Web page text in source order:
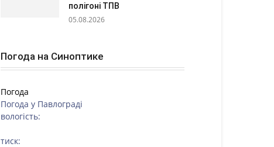
полігоні ТПВ
05.08.2026
Погода на Синоптике
Погода
Погода у Павлограді
вологість:
тиск: